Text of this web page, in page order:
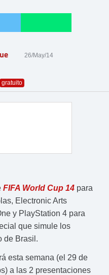
26/May/14
gratuito
FIFA World Cup 14 para
Electronic Arts
y PlayStation 4 para
que simule los
de Brasil.
esta semana (el 29 de
a las 2 presentaciones